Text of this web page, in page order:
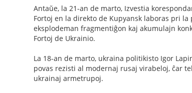
Antaŭe, la 21-an de marto, Izvestia
Fortoj en la direkto de Kupyansk laboras pri
eksplodeman fragmentiĝon kaj akumulajn
Fortoj de Ukrainio.
La 18-an de marto, ukraina politikisto Igor
povas rezisti al modernaj rusaj virabeloj, ĉar
ukrainaj armetrupoj.